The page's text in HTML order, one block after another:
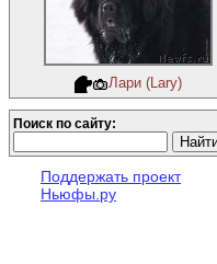
Лари (Lary)
Поиск по сайту:
Поддержать проект
Ньюфы.ру